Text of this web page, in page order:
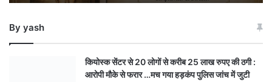
अखाड़ा,
भोपाल
में
By yash
कियोस्क सेंटर से 20 लोगों से करीब 25 लाख रुपए की ठगी :
आरोपी मौके से फरार …मच गया हड़कंप पुलिस जांच में जुटी